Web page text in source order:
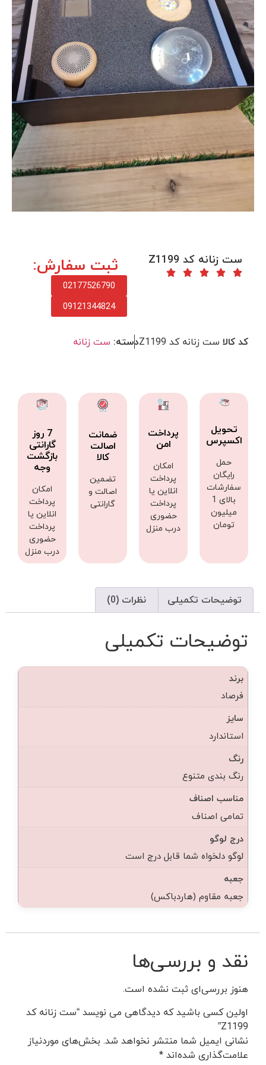
ست زنانه کد Z1199 ثبت سفارش:
02177526790
09121344824
کد کالا ست زنانه کد Z1199 دسته: ست زنانه
تحویل
اکسپرس
حمل
رایگان
سفارشات
بالای 1
میلیون
تومان
پرداخت
امن
امکان
پرداخت
انلاین یا
پرداخت
حضوری
درب منزل
ضمانت
اصالت
کالا
تضمین
اصالت و
گارانتی
7 روز
گارانتی
بازگشت
وجه
امکان
پرداخت
انلاین یا
پرداخت
حضوری
درب منزل
توضیحات تکمیلی نظرات (0)
توضیحات تکمیلی
برند
فرصاد
سایز
استاندارد
رنگ
رنگ بندی متنوع
مناسب اصناف
تمامی اصناف
درج لوگو
لوگو دلخواه شما قابل درج است
جعبه
جعبه مقاوم (هاردباکس)
نقد و بررسی‌ها
هنوز بررسی‌ای ثبت نشده است.
اولین کسی باشید که دیدگاهی می نویسد “ست زنانه کد
Z1199”
نشانی ایمیل شما منتشر نخواهد شد. بخش‌های موردنیاز
علامت‌گذاری شده‌اند*